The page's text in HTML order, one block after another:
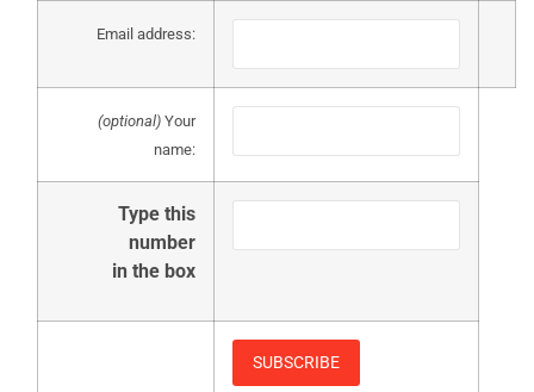
Email address:
(optional) Your
name:
Type this
number
in the box